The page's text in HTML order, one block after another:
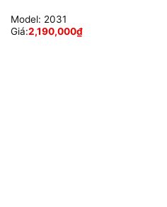
Model: 2031
Giá:2,190,000₫